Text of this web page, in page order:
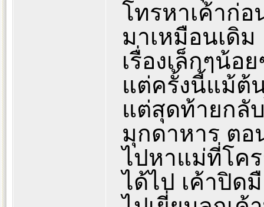
โทรหาเค้าก่
มาเหมือนเดิม
เรื่องเล็กๆน้
แต่ครั้งนี้แม้ต้
แต่สุดท้ายกลั
มุกดาหาร ตอ
ไปหาแม่ที่โค
ได้ไป เค้าปิด